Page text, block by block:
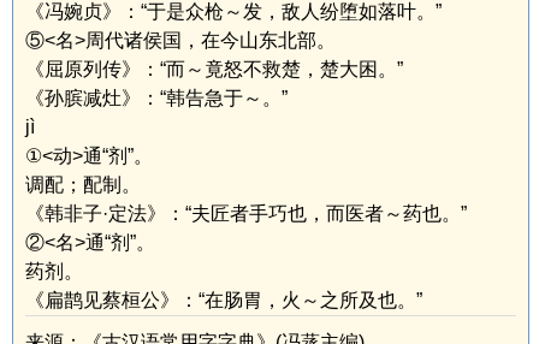
《冯婉贞》：“于是众枪～发，敌人纷堕如落叶。”
⑤<名>周代诸侯国，在今山东北部。
《屈原列传》：“而～竟怒不救楚，楚大困。”
《孙膑减灶》：“韩告急于～。”
jì
①<动>通“剂”。
调配；配制。
《韩非子·定法》：“夫匠者手巧也，而医者～药也。”
②<名>通“剂”。
药剂。
《扁鹊见蔡桓公》：“在肠胃，火～之所及也。”